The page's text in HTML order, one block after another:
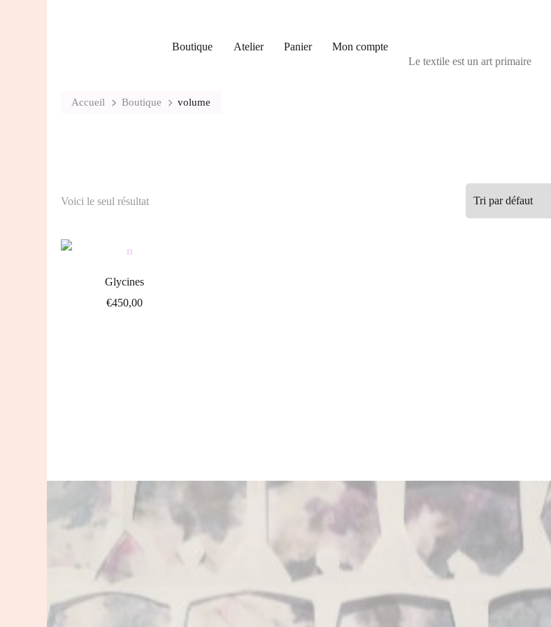
Boutique Atelier Panier Mon compte
Le textile est un art primaire
Accueil Boutique volume
Voici le seul résultat
Glycines
€450,00